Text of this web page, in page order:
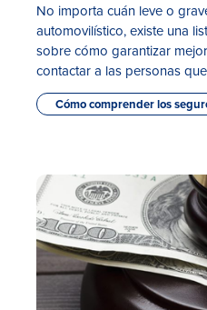
No importa cuán leve o
automovilístico, existe una
sobre cómo garantizar
contactar a las personas
Cómo comprender los